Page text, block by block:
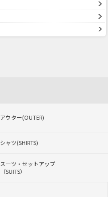
アウター(OUTER)
シャツ(SHIRTS)
スーツ・セットアップ
（SUITS）